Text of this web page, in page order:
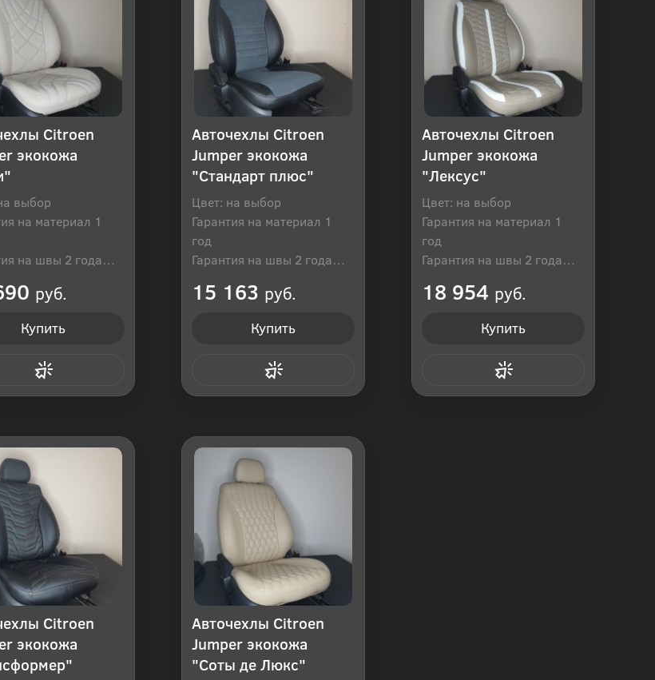
Citroen
экокожа
выбор
на материал 1
на швы 2 года
руб.
Купить
Авточехлы Citroen
Jumper экокожа
"Стандарт плюс"
Цвет: на выбор
Гарантия на материал 1
год
Гарантия на швы 2 года
15 163 руб.
Купить
Авточехлы Citroen
Jumper экокожа
"Лексус"
Цвет: на выбор
Гарантия на материал 1
год
Гарантия на швы 2 года
18 954 руб.
Купить
Citroen
экокожа
Авточехлы Citroen
Jumper экокожа
"Соты де Люкс"